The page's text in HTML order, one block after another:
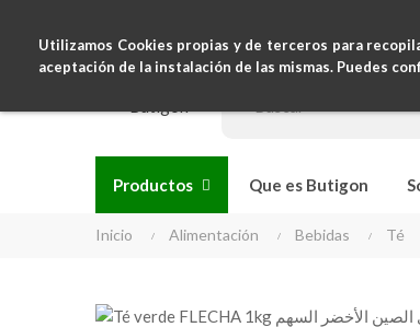
Utilizamos Cookies propias y de terceros para
aceptación de la instalación de las mismas. Puedes
Productos Que es Butigon
Inicio Alimentación Bebidas Té